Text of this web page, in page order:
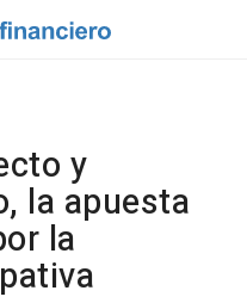
y
la apuesta
la